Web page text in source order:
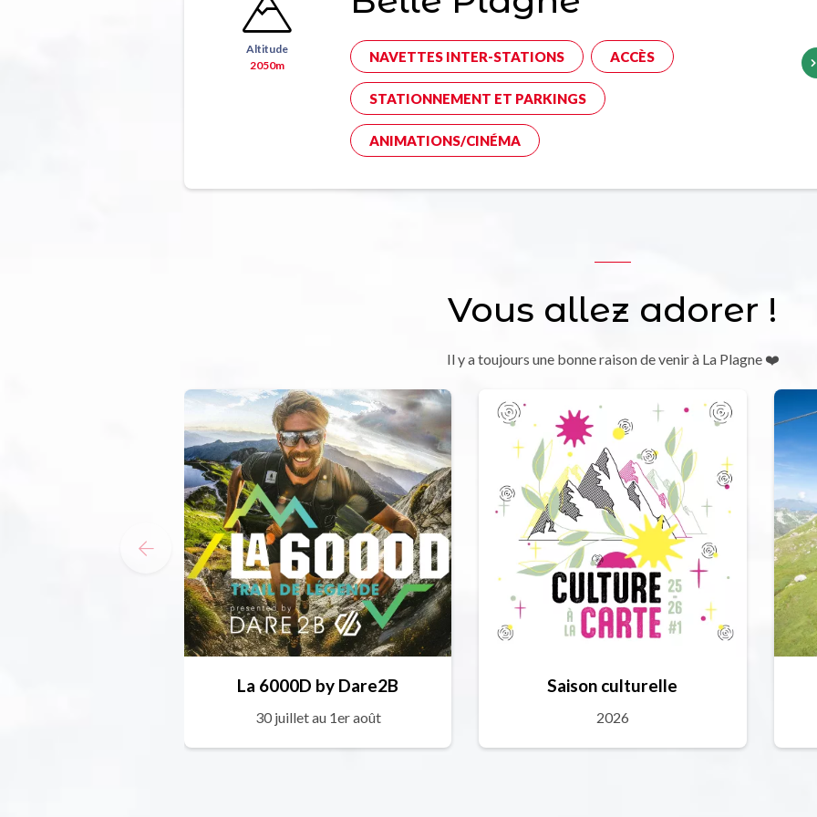
Altitude
2050m
NAVETTES INTER-STATIONS ACCÈS
STATIONNEMENT ET PARKINGS
ANIMATIONS/CINÉMA
Vous allez adorer !
Il y a toujours une bonne raison de venir à La Plagne ❤️
La 6000D by Dare2B
30 juillet au 1er août
Saison culturelle
2026